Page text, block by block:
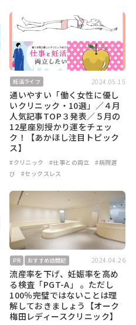
妊活ライフ 2024.05.15
通いやすい「働く女性に優し
いクリニック・10選」／４月
人気記事TOP３発表／５月の
12星座別授かり運をチェッ
ク！【あかほし注目トピック
ス】
#クリニック #仕事との両立
#病院選
び
#セックスレス
PR おすすめ訪問記 2024.04.26
流産率を下げ、妊娠率を高め
る検査「PGT-A」 。ただし
100％完璧ではないことは理
解しておきましょう【オーク
梅田レディースクリニック】